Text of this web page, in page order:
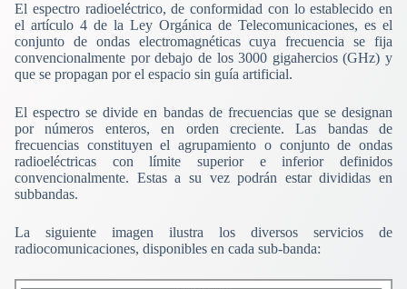
El espectro radioeléctrico, de conformidad con lo establecido en
el artículo 4 de la Ley Orgánica de Telecomunicaciones, es el
conjunto de ondas electromagnéticas cuya frecuencia se fija
convencionalmente por debajo de los 3000 gigahercios (GHz) y
que se propagan por el espacio sin guía artificial.
El espectro se divide en bandas de frecuencias que se designan
por números enteros, en orden creciente. Las bandas de
frecuencias constituyen el agrupamiento o conjunto de ondas
radioeléctricas con límite superior e inferior definidos
convencionalmente. Estas a su vez podrán estar divididas en
subbandas.
La siguiente imagen ilustra los diversos servicios de
radiocomunicaciones, disponibles en cada sub-banda: